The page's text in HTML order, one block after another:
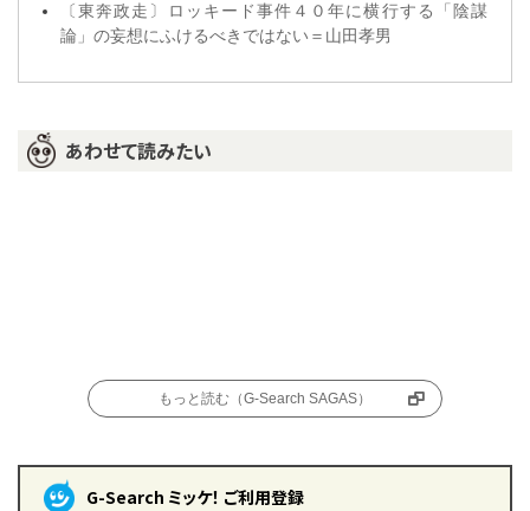
〔東奔政走〕ロッキード事件４０年に横行する「陰謀
論」の妄想にふけるべきではない＝山田孝男
あわせて読みたい
もっと読む（G-Search SAGAS）
G-Search ミッケ！ ご利用登録